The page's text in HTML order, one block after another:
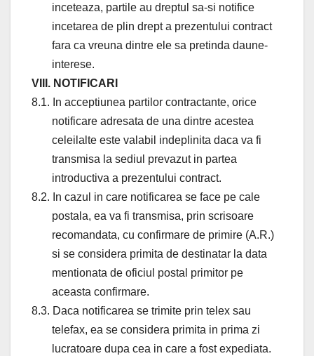
inceteaza, partile au dreptul sa-si notifice
incetarea de plin drept a prezentului contract
fara ca vreuna dintre ele sa pretinda daune-
interese.
VIII. NOTIFICARI
8.1. In acceptiunea partilor contractante, orice
notificare adresata de una dintre acestea
celeilalte este valabil indeplinita daca va fi
transmisa la sediul prevazut in partea
introductiva a prezentului contract.
8.2. In cazul in care notificarea se face pe cale
postala, ea va fi transmisa, prin scrisoare
recomandata, cu confirmare de primire (A.R.)
si se considera primita de destinatar la data
mentionata de oficiul postal primitor pe
aceasta confirmare.
8.3. Daca notificarea se trimite prin telex sau
telefax, ea se considera primita in prima zi
lucratoare dupa cea in care a fost expediata.